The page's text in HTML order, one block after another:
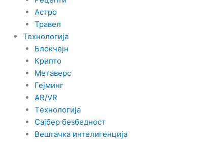
Астро
Травел
Технологија
Блокчејн
Крипто
Метаверс
Гејминг
AR/VR
Tехнологија
Сајбер безбедност
Вештачка интелигенција